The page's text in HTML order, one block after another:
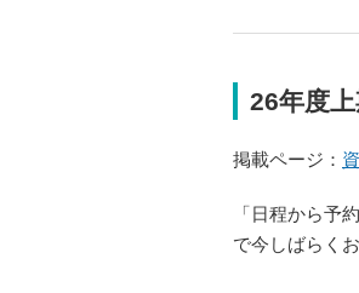
26年度
掲載ページ：
「日程から予
で今しばらく